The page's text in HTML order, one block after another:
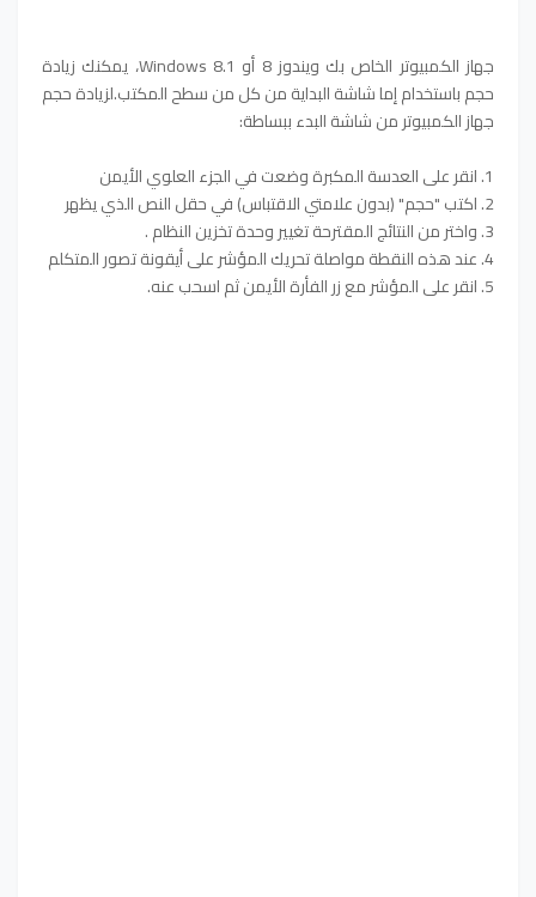
جهاز الكمبيوتر الخاص بك ويندوز 8 أو Windows 8.1، يمكنك زيادة
حجم باستخدام إما شاشة البداية من كل من سطح المكتب.لزيادة حجم
جهاز الكمبيوتر من شاشة البدء ببساطة:
1. انقر على العدسة المكبرة وضعت في الجزء العلوي الأيمن
2. اكتب "حجم" (بدون علامتي الاقتباس) في حقل النص الذي يظهر
3. واختر من النتائج المقترحة تغيير وحدة تخزين النظام .
4. عند هذه النقطة مواصلة تحريك المؤشر على أيقونة تصور المتكلم
5. انقر على المؤشر مع زر الفأرة الأيمن ثم اسحب عنه.